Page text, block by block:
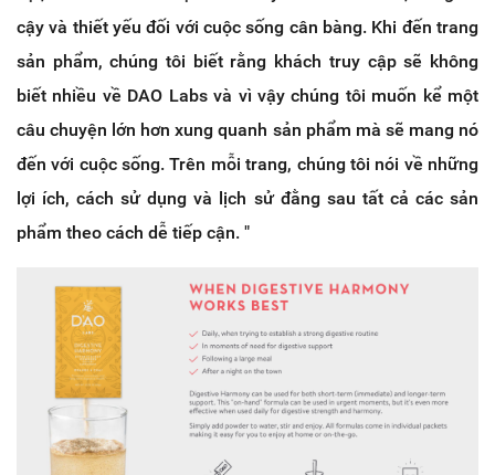
cậy và thiết yếu đối với cuộc sống cân bàng. Khi đến trang
sản phẩm, chúng tôi biết rằng khách truy cập sẽ không
biết nhiều về DAO Labs và vì vậy chúng tôi muốn kể một
câu chuyện lớn hơn xung quanh sản phẩm mà sẽ mang nó
đến với cuộc sống. Trên mỗi trang, chúng tôi nói về những
lợi ích, cách sử dụng và lịch sử đằng sau tất cả các sản
phẩm theo cách dễ tiếp cận. "